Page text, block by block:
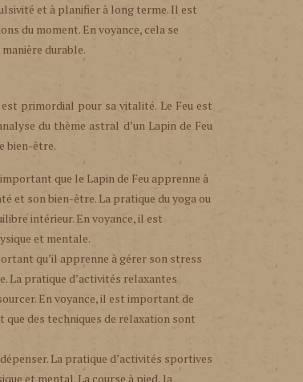
et à planifier à long terme. Il est
du moment. En voyance, cela se
durable.
est primordial pour sa vitalité. Le Feu est
du thème astral d’un Lapin de Feu
bien-être.
que le Lapin de Feu apprenne à
et son bien-être. La pratique du yoga ou
intérieur. En voyance, il est
et mentale.
qu’il apprenne à gérer son stress
La pratique d’activités relaxantes
En voyance, il est important de
des techniques de relaxation sont
La pratique d’activités sportives
et mental. La course à pied, la